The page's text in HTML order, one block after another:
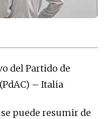
del Partido de
– Italia
puede resumir de